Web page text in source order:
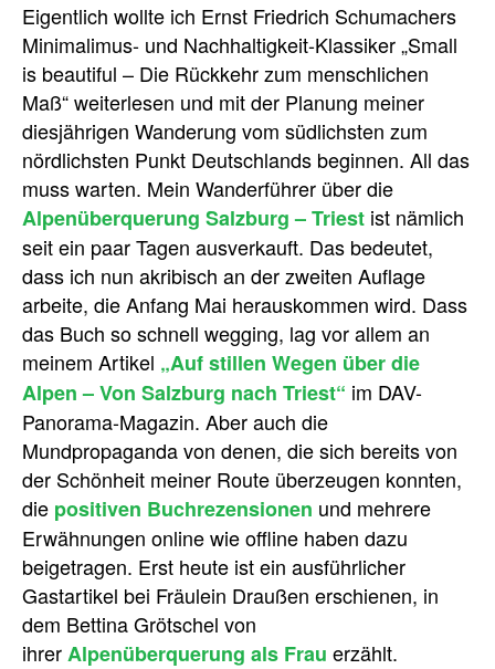
Eigentlich wollte ich Ernst Friedrich Schumachers
Minimalimus- und Nachhaltigkeit-Klassiker „Small
is beautiful – Die Rückkehr zum menschlichen
Maß“ weiterlesen und mit der Planung meiner
diesjährigen Wanderung vom südlichsten zum
nördlichsten Punkt Deutschlands beginnen. All das
muss warten. Mein Wanderführer über die
Alpenüberquerung Salzburg – Triest ist nämlich
seit ein paar Tagen ausverkauft. Das bedeutet,
dass ich nun akribisch an der zweiten Auflage
arbeite, die Anfang Mai herauskommen wird. Dass
das Buch so schnell wegging, lag vor allem an
meinem Artikel „Auf stillen Wegen über die
Alpen – Von Salzburg nach Triest“ im DAV-
Panorama-Magazin. Aber auch die
Mundpropaganda von denen, die sich bereits von
der Schönheit meiner Route überzeugen konnten,
die positiven Buchrezensionen und mehrere
Erwähnungen online wie offline haben dazu
beigetragen. Erst heute ist ein ausführlicher
Gastartikel bei Fräulein Draußen erschienen, in
dem Bettina Grötschel von
ihrerAlpenüberquerung als Frau erzählt.